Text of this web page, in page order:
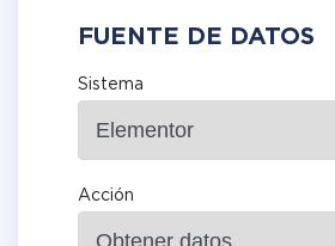
FUENTE DE DATOS
Sistema
Acción